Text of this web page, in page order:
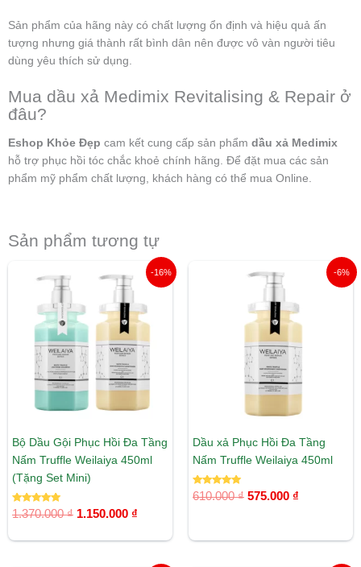
Sản phẩm của hãng này có chất lượng ổn định và hiệu quả ấn
tượng nhưng giá thành rất bình dân nên được vô vàn người tiêu
dùng yêu thích sử dụng.
Mua dầu xả Medimix Revitalising & Repair ở
đâu?
Eshop Khỏe Đẹp cam kết cung cấp sản phẩm dầu xả Medimix
hỗ trợ phục hồi tóc chắc khoẻ chính hãng. Để đặt mua các sản
phẩm mỹ phẩm chất lượng, khách hàng có thể mua Online.
Sản phẩm tương tự
-16%
Bộ Dầu Gội Phục Hồi Đa Tầng
Nấm Truffle Weilaiya 450ml
(Tặng Set Mini)
Được xếp
hạng
1.370.000₫
1.370.000 ₫.
1.150.000 ₫
Giá
hiện
là:
1.150.000 ₫.
-6%
Dầu xả Phục Hồi Đa Tầng
Nấm Truffle Weilaiya 450ml
Được xếp
hạng
610.000₫
gốc
610.000 ₫.
575.000 ₫
là:
575.000 ₫.